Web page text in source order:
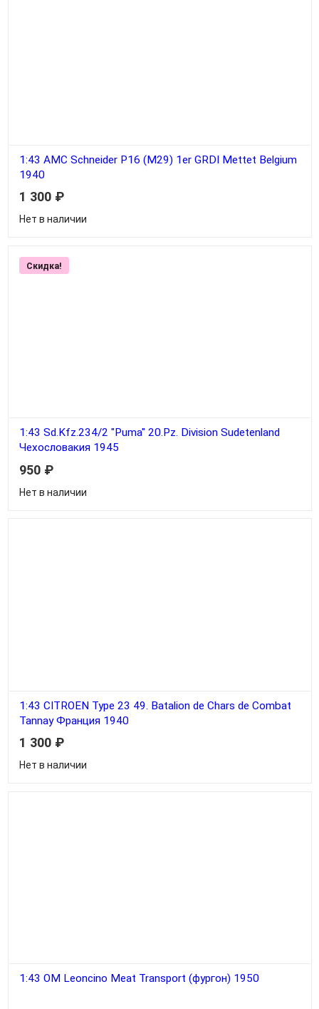
1:43 AMC Schneider P16 (M29) 1er GRDI Mettet Belgium
1940
1 300 ₽
Нет в наличии
Скидка!
1:43 Sd.Kfz.234/2 "Puma" 20.Pz. Division Sudetenland
Чехословакия 1945
950 ₽
Нет в наличии
1:43 CITROEN Type 23 49. Batalion de Chars de Combat
Tannay Франция 1940
1 300 ₽
Нет в наличии
1:43 OM Leoncino Meat Transport (фургон) 1950